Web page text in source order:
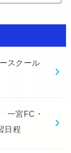
スクール
一宮FC・
日程